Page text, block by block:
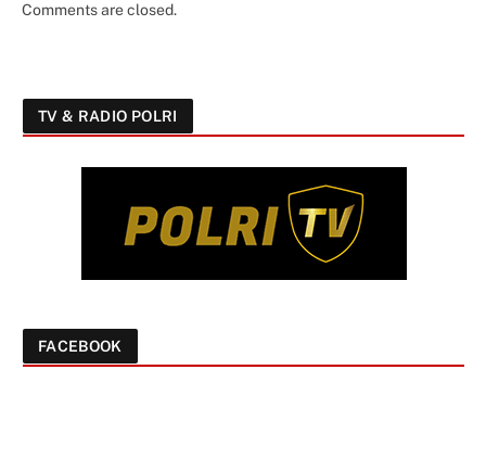
Comments are closed.
TV & RADIO POLRI
FACEBOOK